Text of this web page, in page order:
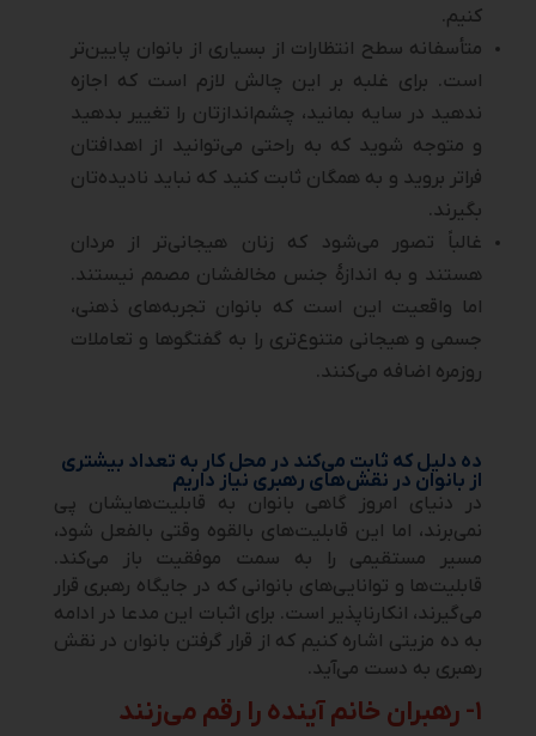
کنیم.
متأسفانه سطح انتظارات از بسیاری از بانوان پایین‌تر
است. برای غلبه بر این چالش لازم است که اجازه
ندهید در سایه بمانید، چشم‌اندازتان را تغییر بدهید
و متوجه شوید که به راحتی می‌توانید از اهدافتان
فراتر بروید و به همگان ثابت کنید که نباید نادیده‌تان
بگیرند.
غالباً تصور می‌شود که زنان هیجانی‌تر از مردان
هستند و به اندازۀ جنس مخالفشان مصمم نیستند.
اما واقعیت این است که بانوان تجربه‌های ذهنی،
جسمی و هیجانی متنوع‌تری را به گفتگوها و تعاملات
روزمره اضافه می‌کنند.
ده دلیل که ثابت می‌کند در محل کار به تعداد بیشتری
از بانوان در نقش‌های رهبری نیاز داریم
در دنیای امروز گاهی بانوان به قابلیت‌هایشان پی
نمی‌برند، اما این قابلیت‌های بالقوه وقتی بالفعل شود،
مسیر مستقیمی را به سمت موفقیت باز می‌کند.
قابلیت‌ها و توانایی‌های بانوانی که در جایگاه رهبری قرار
می‌گیرند، انکارناپذیر است. برای اثبات این مدعا در ادامه
به ده مزیتی اشاره کنیم که از قرار گرفتن بانوان در نقش
رهبری به دست می‌آید.
۱- رهبران خانم آینده را رقم می‌زنند